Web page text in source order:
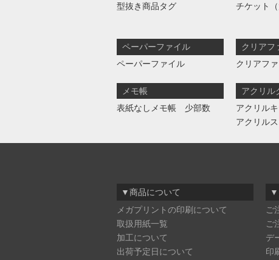
型抜き商品タグ
チケット（
ペーパーファイル
ペーパーファイル
クリアフ
クリアフ
メモ帳
表紙なしメモ帳 少部数
アクリル
アクリル
アクリル
▼商品について
メガプリントの印刷について
取扱用紙一覧
加工について
出荷予定日について
▼
ご
ご
デ
印